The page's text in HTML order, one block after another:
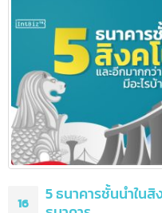
บทความล่าสุด